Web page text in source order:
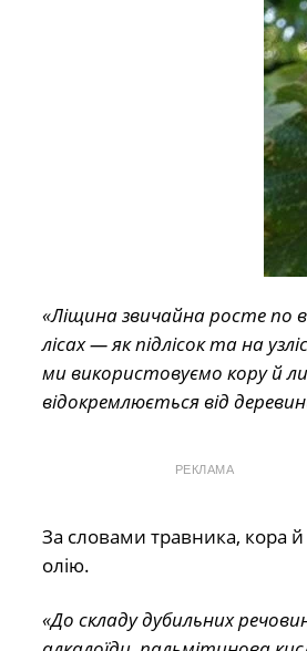
«Ліщина звичайна росте по
лісах — як підлісок та на
ми використовуємо кору й
відокремлюється від
РЕКЛАМА
За словами травника, кора
олію.
«До складу дубильних